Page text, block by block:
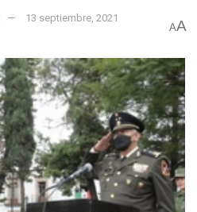
13 septiembre, 2021
AA